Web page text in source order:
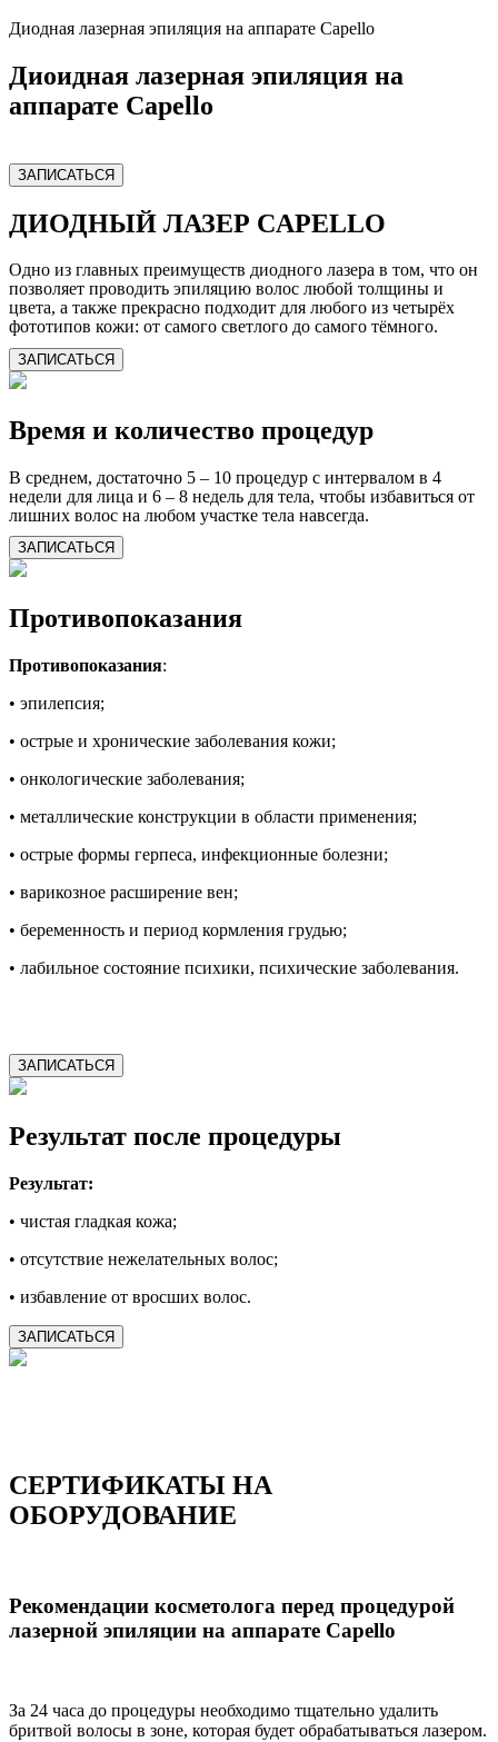
Диодная лазерная эпиляция на аппарате Capello
Диоидная лазерная эпиляция на
аппарате Capello
ЗАПИСАТЬСЯ
ДИОДНЫЙ ЛАЗЕР CAPELLO
Одно из главных преимуществ диодного лазера в том, что он
позволяет проводить эпиляцию волос любой толщины и
цвета, а также прекрасно подходит для любого из четырёх
фототипов кожи: от самого светлого до самого тёмного.
ЗАПИСАТЬСЯ
Время и количество процедур
В среднем, достаточно 5 – 10 процедур с интервалом в 4
недели для лица и 6 – 8 недель для тела, чтобы избавиться от
лишних волос на любом участке тела навсегда.
ЗАПИСАТЬСЯ
Противопоказания
Противопоказания:
• эпилепсия;
• острые и хронические заболевания кожи;
• онкологические заболевания;
• металлические конструкции в области применения;
• острые формы герпеса, инфекционные болезни;
• варикозное расширение вен;
• беременность и период кормления грудью;
• лабильное состояние психики, психические заболевания.
ЗАПИСАТЬСЯ
Результат после процедуры
Результат:
• чистая гладкая кожа;
• отсутствие нежелательных волос;
• избавление от вросших волос.
ЗАПИСАТЬСЯ
СЕРТИФИКАТЫ НА
ОБОРУДОВАНИЕ
Рекомендации косметолога перед процедурой
лазерной эпиляции на аппарате Capello
За 24 часа до процедуры необходимо тщательно удалить
бритвой волосы в зоне, которая будет обрабатываться лазером.